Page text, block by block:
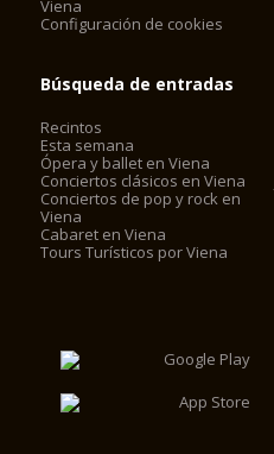
Viena
Configuración de cookies
Búsqueda de entradas
Recintos
Esta semana
Ópera y ballet en Viena
Conciertos clásicos en Viena
Conciertos de pop y rock en
Viena
Cabaret en Viena
Tours Turísticos por Viena